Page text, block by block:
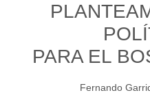
PARA EL
Fernando